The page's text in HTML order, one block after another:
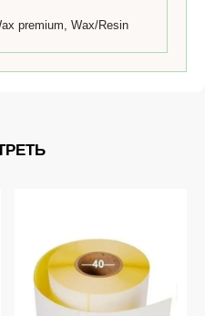
premium, Wax/Resin